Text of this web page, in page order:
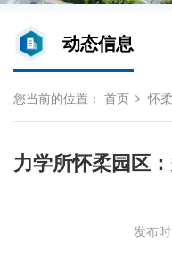
动态信息
您当前的位置： 首页 怀
力学所怀柔园区
发布